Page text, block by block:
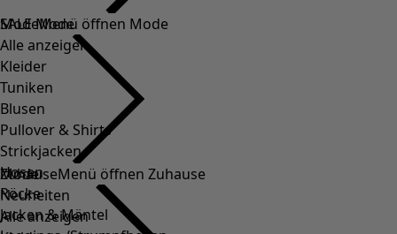
SALE Mode
Alle anzeigen
Kleider
Tuniken
Blusen
Pullover & Shirts
Strickjacken
Hosen
Röcke
Jacken & Mäntel
ModeMenü öffnen Mode
Mode
Neuheiten
Alle anzeigen
ZuhauseMenü öffnen Zuhause